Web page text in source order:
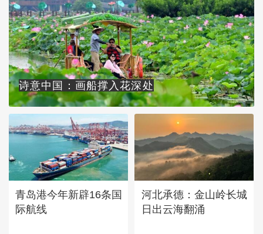
诗意中国：画船撑入花深处
青岛港今年新辟16条国
际航线
河北承德：金山岭长城
日出云海翻涌